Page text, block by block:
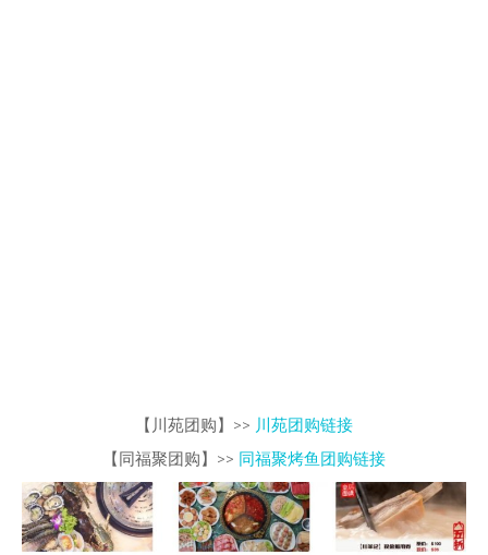
【川苑团购】>> 川苑团购链接
【同福聚团购】>> 同福聚烤鱼团购链接